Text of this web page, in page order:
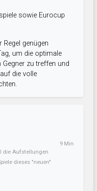
sowie Eurocup
genügen
um die optimale
zu treffen und
die volle
die Aufstellungen
dieses "neuen"
9 Min